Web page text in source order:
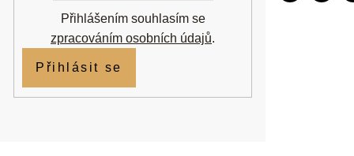
Přihlášením souhlasím se
zpracováním osobních údajů.
Přihlásit se